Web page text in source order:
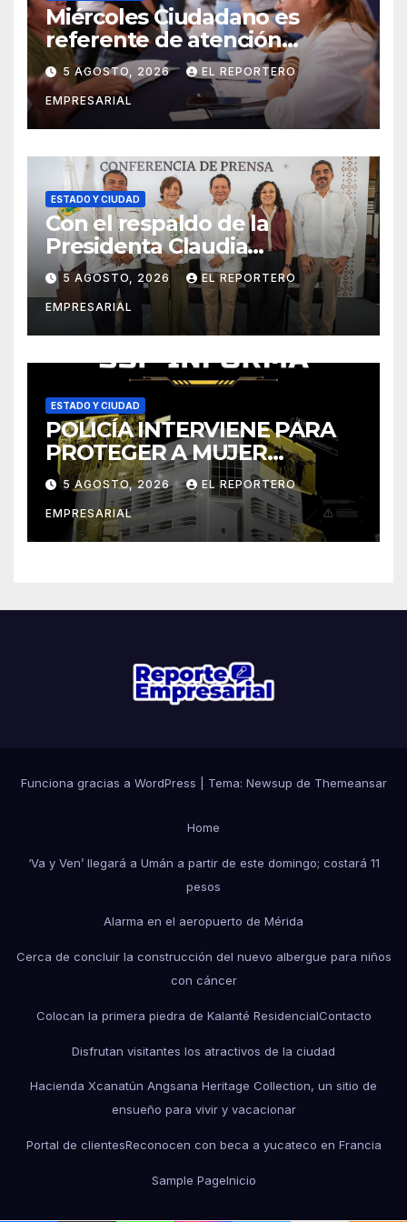
Miércoles Ciudadano es
referente de atención
oportuna y clara para las y los
meridanos; Cecilia Patrón
5 AGOSTO, 2026 EL REPORTERO
EMPRESARIAL
ESTADO Y CIUDAD
Con el respaldo de la
Presidenta Claudia
Sheinbaum, Renacimiento
Maya fortalece la salud de las
familias yucatecas
5 AGOSTO, 2026 EL REPORTERO
EMPRESARIAL
ESTADO Y CIUDAD
POLICÍA INTERVIENE PARA
PROTEGER A MUJER
AMENAZADA CON ARMA
BLANCA EN MÉRIDA
5 AGOSTO, 2026 EL REPORTERO
EMPRESARIAL
Funciona gracias a WordPress Tema: Newsup de Themeansar
Home
‘Va y Ven’ llegará a Umán a partir de este domingo; costará 11
pesos
Alarma en el aeropuerto de Mérida
Cerca de concluir la construcción del nuevo albergue para niños
con cáncer
Colocan la primera piedra de Kalanté ResidencialContacto
Disfrutan visitantes los atractivos de la ciudad
Hacienda Xcanatún Angsana Heritage Collection, un sitio de
ensueño para vivir y vacacionar
Portal de clientesReconocen con beca a yucateco en Francia
Sample PageInicio